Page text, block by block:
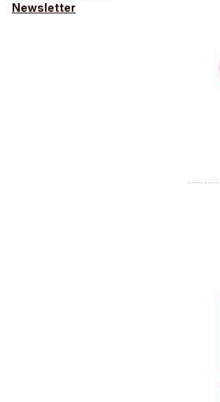
Newsletter